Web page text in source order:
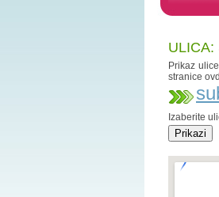
ULICA:
Prikaz
stranice
Izaberite